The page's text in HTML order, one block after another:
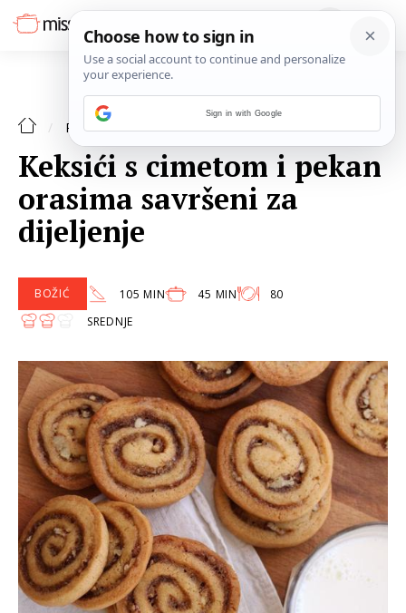
RECEPTI BOŽIĆ
Keksići s cimetom i pekan
orasima savršeni za
dijeljenje
BOŽIĆ 105 MIN 45 MIN
80
SREDNJE
Sign in with Google